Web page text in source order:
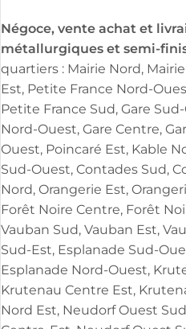
Négoce, vente achat et
métallurgiques et semi-
quartiers : Mairie Nord,
Est, Petite France Nord-
Petite France Sud, Gare
Nord-Ouest, Gare Centre,
Ouest, Poincaré Est, Kable
Sud-Ouest, Contades Sud,
Nord, Orangerie Est,
Forêt Noire Centre, Forêt
Vauban Sud, Vauban Est,
Sud-Est, Esplanade Sud-
Esplanade Nord-Ouest,
Krutenau Centre Est,
Nord Est, Neudorf Ouest